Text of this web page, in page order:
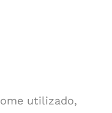
utilizado,